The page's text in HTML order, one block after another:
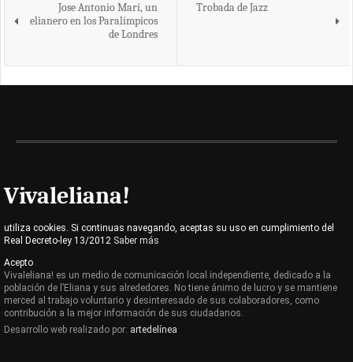
Jose Antonio Marí, un
elianero en los Paralímpicos
de Londres
Trobada de Jazz
Vivaleliana!
utiliza cookies. Si continuas navegando, aceptas su uso en cumplimiento del
Real Decreto-ley 13/2012 Saber más
Acepto
Vivaleliana! es un medio de comunicación local independiente, dedicado a la
población de l’Eliana y sus alrededores. No tiene ánimo de lucro y se mantiene
merced al trabajo voluntario y desinteresado de sus colaboradores, como
contribución a la mejor información de sus ciudadanos.
Desarrollo web realizado por: artedelínea